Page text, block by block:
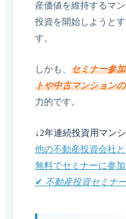
産価値を維持するマ
投資を開始しようと
す。
しかも、 セミナー参
トや中古マンション
力的です。
↓2年連続投資用マン
他の不動産投資会社
無料でセミナーに参
✔︎ 不動産投資セミナー